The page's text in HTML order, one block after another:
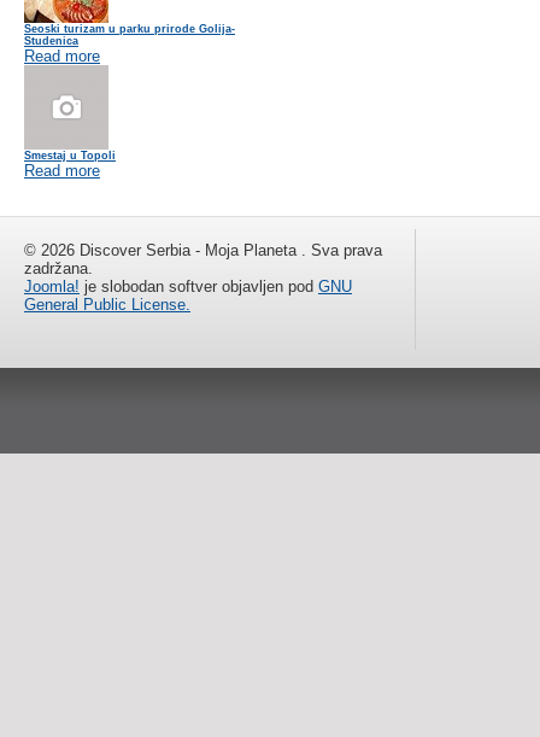
Seoski turizam u parku prirode Golija-
Studenica
Read more
Smestaj u Topoli
Read more
© 2026 Discover Serbia - Moja Planeta . Sva prava
zadržana.
Joomla! je slobodan softver objavljen pod GNU
General Public License.